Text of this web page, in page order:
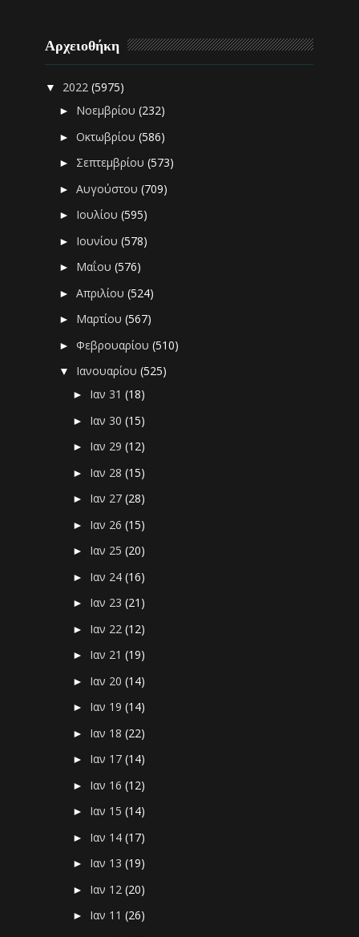
Αρχειοθήκη
▼ 2022(5975)
► Νοεμβρίου(232)
►Οκτωβρίου(586)
► Σεπτεμβρίου(573)
►Αυγούστου(709)
► Ιουλίου(595)
► Ιουνίου(578)
► Μαΐου(576)
►Απριλίου(524)
► Μαρτίου(567)
►Φεβρουαρίου(510)
▼ Ιανουαρίου(525)
► Ιαν 31(18)
► Ιαν 30(15)
► Ιαν 29(12)
► Ιαν 28(15)
► Ιαν 27(28)
► Ιαν 26(15)
► Ιαν 25(20)
► Ιαν 24(16)
► Ιαν 23(21)
► Ιαν 22(12)
► Ιαν 21(19)
► Ιαν 20(14)
► Ιαν 19(14)
► Ιαν 18(22)
► Ιαν 17(14)
► Ιαν 16(12)
► Ιαν 15(14)
► Ιαν 14(17)
► Ιαν 13(19)
► Ιαν 12(20)
► Ιαν 11(26)